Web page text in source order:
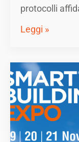
protocolli
Leggi »